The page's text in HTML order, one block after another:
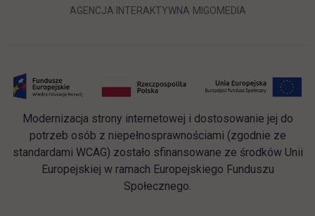
AGENCJA INTERAKTYWNA LINK OTWIERA SIĘ W
MIGOMEDIA
Modernizacja strony internetowej i dostosowanie jej do
potrzeb osób z niepełnosprawnościami (zgodnie ze
standardami WCAG) zostało sfinansowane ze środków Unii
Europejskiej w ramach Europejskiego Funduszu
Społecznego.